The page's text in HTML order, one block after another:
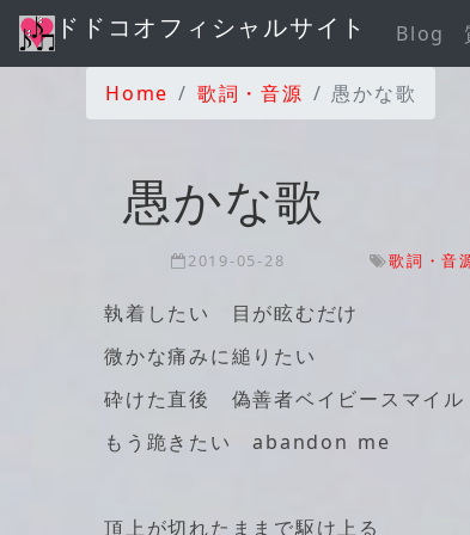
ドドコオフィシャルサイト Blog
Home 歌詞・音源 愚かな歌
愚かな歌
2019-05-28 歌詞・音
執着したい 目が眩むだけ
微かな痛みに縋りたい
砕けた直後 偽善者ベイビースマイル
もう跪きたい abandon me
頂上が切れたままで駆け上る